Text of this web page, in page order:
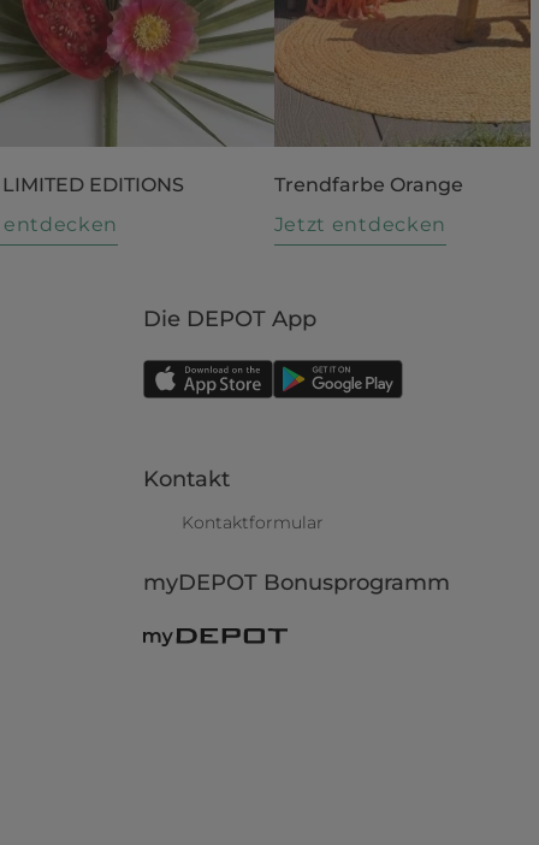
EDITIONS
Trendfarbe Orange
Jetzt entdecken
Die DEPOT App
Kontakt
Kontaktformular
myDEPOT Bonusprogramm